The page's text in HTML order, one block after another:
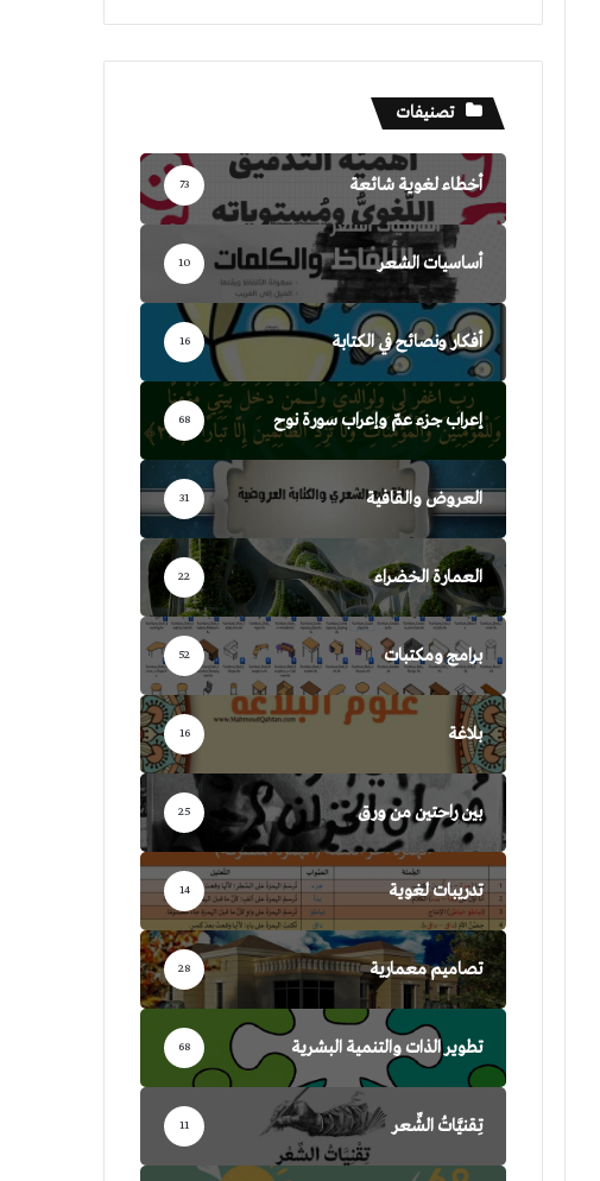
تصنيفات
أخطاء لغوية شائعة 73
أساسيات الشعر 10
أفكار ونصائح في الكتابة 16
إعراب جزء عمّ وإعراب سورة نوح 68
العروض والقافية 31
العمارة الخضراء 22
برامج ومكتبات 52
بلاغة 16
بين راحتين من ورق 25
تدريبات لغوية 14
تصاميم معمارية 28
تطوير الذات والتنمية البشرية 68
تِقنيَّاتُ الشِّعر 11